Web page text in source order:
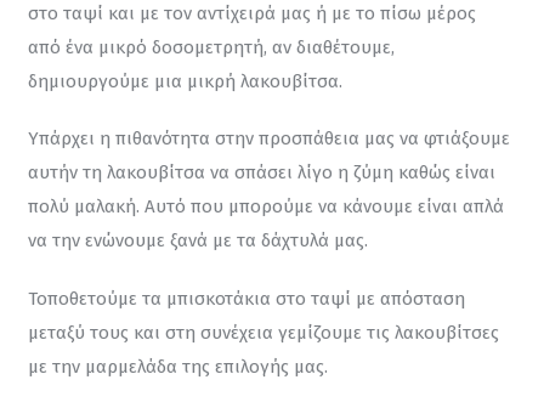
στο ταψί και με τον αντίχειρά μας ή με το πίσω μέρος
από ένα μικρό δοσομετρητή, αν διαθέτουμε,
δημιουργούμε μια μικρή λακουβίτσα.
Υπάρχει η πιθανότητα στην προσπάθεια μας να φτιάξουμε
αυτήν τη λακουβίτσα να σπάσει λίγο η ζύμη καθώς είναι
πολύ μαλακή. Αυτό που μπορούμε να κάνουμε είναι απλά
να την ενώνουμε ξανά με τα δάχτυλά μας.
Τοποθετούμε τα μπισκοτάκια στο ταψί με απόσταση
μεταξύ τους και στη συνέχεια γεμίζουμε τις λακουβίτσες
με την μαρμελάδα της επιλογής μας.